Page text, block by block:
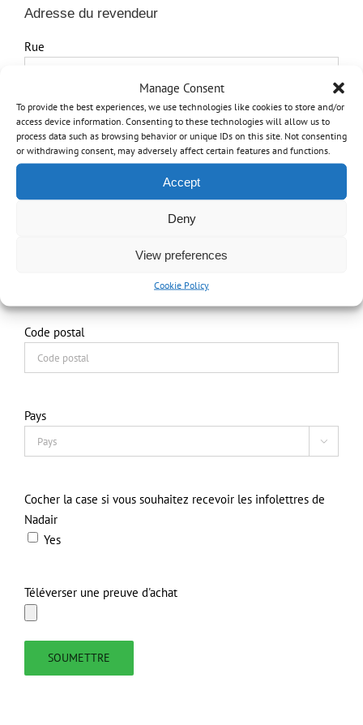
Manage Consent
To provide the best experiences, we use technologies like cookies to store and/or
access device information. Consenting to these technologies will allow us to
process data such as browsing behavior or unique IDs on this site. Not consenting
or withdrawing consent, may adversely affect certain features and functions.
Accept
Deny
View preferences
Cookie Policy
Adresse du revendeur
Rue
Ville
État / Province / Region
Code postal
Pays

Cocher la case si vous souhaitez recevoir les infolettres de
Nadair
Yes
Téléverser une preuve d'achat